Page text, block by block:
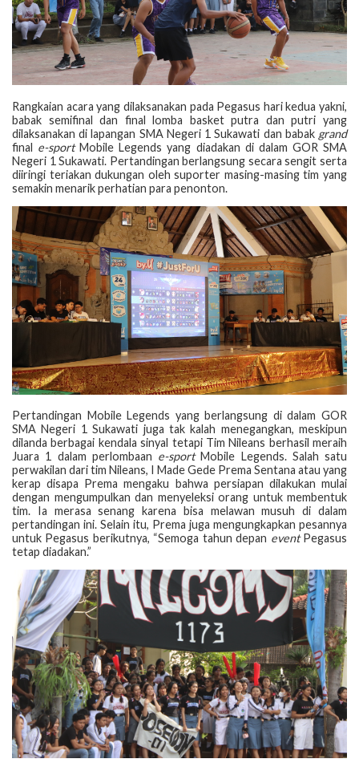
Rangkaian acara yang dilaksanakan pada Pegasus hari kedua yakni,
babak semifinal dan final lomba basket putra dan putri yang
dilaksanakan di lapangan SMA Negeri 1 Sukawati dan babak grand
final e-sportMobile Legends yang diadakan di dalam GOR SMA
Negeri 1 Sukawati. Pertandingan berlangsung secara sengit serta
diiringi teriakan dukungan oleh suporter masing-masing tim yang
semakin menarik perhatian para penonton.
Pertandingan Mobile Legends yang berlangsung di dalam GOR
SMA Negeri 1 Sukawati juga tak kalah menegangkan, meskipun
dilanda berbagai kendala sinyal tetapi Tim Nileans berhasil meraih
Juara 1 dalam perlombaan e-sportMobile Legends. Salah satu
perwakilan dari tim Nileans, I Made Gede Prema Sentana atau yang
kerap disapa Prema mengaku bahwa persiapan dilakukan mulai
dengan mengumpulkan dan menyeleksi orang untuk membentuk
tim. Ia merasa senang karena bisa melawan musuh di dalam
pertandingan ini. Selain itu, Prema juga mengungkapkan pesannya
untuk Pegasus berikutnya, “Semoga tahun depan eventPegasus
tetap diadakan.”